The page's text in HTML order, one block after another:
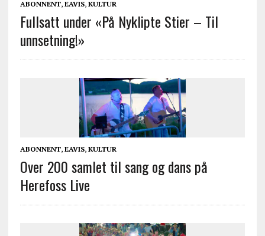
ABONNENT, EAVIS, KULTUR
Fullsatt under «På Nyklipte Stier – Til
unnsetning!»
ABONNENT, EAVIS, KULTUR
Over 200 samlet til sang og dans på
Herefoss Live